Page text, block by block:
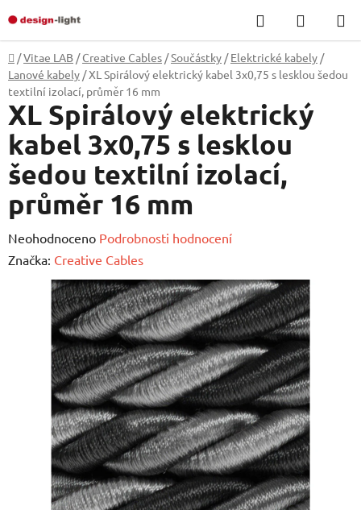
na
obsah
Hledat
KOŠÍK
Domů
/Vitae LAB / Creative Cables /Součástky / Elektrické kabely /
Lanové kabely /XL Spirálový elektrický kabel 3x0,75 s lesklou šedou
textilní izolací, průměr 16 mm
XL Spirálový elektrický
kabel 3x0,75 s lesklou
šedou textilní izolací,
průměr 16 mm
Průměrné
hodnocení
produktu
hvězdiček.
Neohodnoceno Podrobnosti hodnocení
Značka: Creative Cables